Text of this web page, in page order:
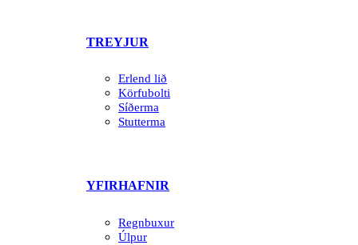
TREYJUR
Erlend lið
Körfubolti
Síðerma
Stutterma
YFIRHAFNIR
Regnbuxur
Úlpur